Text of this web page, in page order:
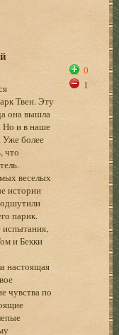
Твен. Эту
она вышла
Но и в наше
Уже более
что
веселых
истории
парик.
и Бекки
настоящая
чувства по
0
1